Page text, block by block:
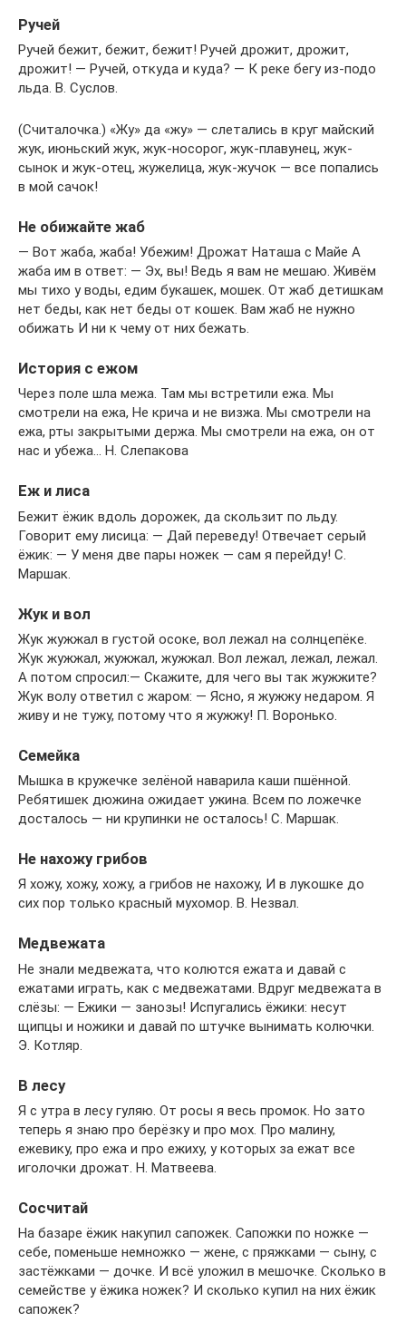
Ручей
Ручей бежит, бежит, бежит! Ручей дрожит, дрожит,
дрожит! — Ручей, откуда и куда? — К реке бегу из-подо
льда. В. Суслов.
(Считалочка.) «Жу» да «жу» — слетались в круг майский
жук, июньский жук, жук-носорог, жук-плавунец, жук-
сынок и жук-отец, жужелица, жук-жучок — все попались
в мой сачок!
Не обижайте жаб
— Вот жаба, жаба! Убежим! Дрожат Наташа с Майе А
жаба им в ответ: — Эх, вы! Ведь я вам не мешаю. Живём
мы тихо у воды, едим букашек, мошек. От жаб детишкам
нет беды, как нет беды от кошек. Вам жаб не нужно
обижать И ни к чему от них бежать.
История с ежом
Через поле шла межа. Там мы встретили ежа. Мы
смотрели на ежа, Не крича и не визжа. Мы смотрели на
ежа, рты закрытыми держа. Мы смотрели на ежа, он от
нас и убежа… Н. Слепакова
Еж и лиса
Бежит ёжик вдоль дорожек, да скользит по льду.
Говорит ему лисица: — Дай переведу! Отвечает серый
ёжик: — У меня две пары ножек — сам я перейду! С.
Маршак.
Жук и вол
Жук жужжал в густой осоке, вол лежал на солнцепёке.
Жук жужжал, жужжал, жужжал. Вол лежал, лежал, лежал.
А потом спросил:— Скажите, для чего вы так жужжите?
Жук волу ответил с жаром: — Ясно, я жужжу недаром. Я
живу и не тужу, потому что я жужжу! П. Воронько.
Семейка
Мышка в кружечке зелёной наварила каши пшённой.
Ребятишек дюжина ожидает ужина. Всем по ложечке
досталось — ни крупинки не осталось! С. Маршак.
Не нахожу грибов
Я хожу, хожу, хожу, а грибов не нахожу, И в лукошке до
сих пор только красный мухомор. В. Незвал.
Медвежата
Не знали медвежата, что колются ежата и давай с
ежатами играть, как с медвежатами. Вдруг медвежата в
слёзы: — Ежики — занозы! Испугались ёжики: несут
щипцы и ножики и давай по штучке вынимать колючки.
Э. Котляр.
В лесу
Я с утра в лесу гуляю. От росы я весь промок. Но зато
теперь я знаю про берёзку и про мох. Про малину,
ежевику, про ежа и про ежиху, у которых за ежат все
иголочки дрожат. Н. Матвеева.
Сосчитай
На базаре ёжик накупил сапожек. Сапожки по ножке —
себе, поменьше немножко — жене, с пряжками — сыну, с
застёжками — дочке. И всё уложил в мешочке. Сколько в
семействе у ёжика ножек? И сколько купил на них ёжик
сапожек?